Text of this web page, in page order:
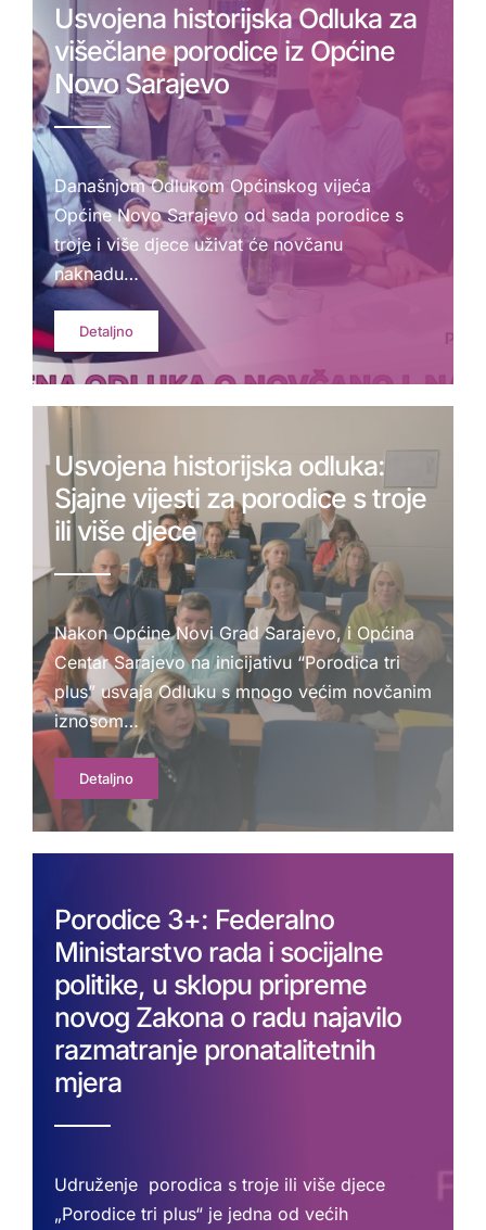
Usvojena historijska Odluka za
višečlane porodice iz Općine
Novo Sarajevo
Današnjom Odlukom Općinskog vijeća
Općine Novo Sarajevo od sada porodice s
troje i više djece uživat će novčanu
naknadu…
Detaljno
Usvojena historijska odluka:
Sjajne vijesti za porodice s troje
ili više djece
Nakon Općine Novi Grad Sarajevo, i Općina
Centar Sarajevo na inicijativu “Porodica tri
plus” usvaja Odluku s mnogo većim novčanim
iznosom…
Detaljno
Porodice 3+: Federalno
Ministarstvo rada i socijalne
politike, u sklopu pripreme
novog Zakona o radu najavilo
razmatranje pronatalitetnih
mjera
Udruženje porodica s troje ili više djece
„Porodice tri plus“ je jedna od većih